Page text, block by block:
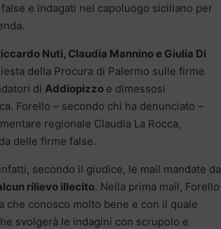
e indagati nel capoluogo siciliano per
Nuti, Claudia Mannino e Giulia Di
della Procura di Palermo sulle firme
di Addiopizzo e dimessosi
Forello – secondo chi ha denunciato –
regionale Claudia La Rocca,
delle firme false.
secondo il giudice, le mail mandate da
rilievo illecito. Nella prima mail, Forello
che conosco molto bene e con il quale
svolgerà le indagini con scrupolo e